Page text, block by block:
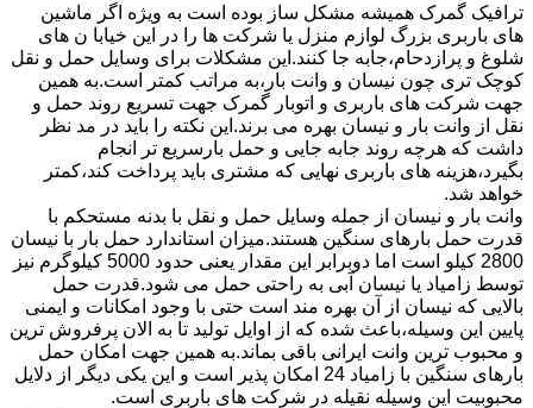
ترافیک گمرک همیشه مشکل ساز بوده است به ویژه اگر ماشین
های باربری بزرگ لوازم منزل یا شرکت ها را در این خیابا ن های
شلوغ و پرازدحام،جابه جا کنند.این مشکلات برای وسایل حمل و نقل
کوچک تری چون نیسان و وانت بار،به مراتب کمتر است.به همین
جهت شرکت های باربری و اتوبار گمرک جهت تسریع روند حمل و
نقل از وانت بار و نیسان بهره می برند.این نکته را باید در مد نظر
داشت که هرچه روند جابه جایی و حمل بارسریع تر انجام
بگیرد،هزینه های باربری نهایی که مشتری باید پرداخت کند،کمتر
خواهد شد.
وانت بار و نیسان از جمله وسایل حمل و نقل با بدنه مستحکم با
قدرت حمل بارهای سنگین هستند.میزان استاندارد حمل بار با نیسان
2800 کیلو است اما دوبرابر این مقدار یعنی حدود 5000 کیلوگرم نیز
توسط زامیاد یا نیسان آبی به راحتی حمل می شود.قدرت حمل
بالایی که نیسان از آن بهره مند است حتی با وجود امکانات و ایمنی
پایین این وسیله،باعث شده که از اوایل تولید تا به الان پرفروش ترین
و محبوب ترین وانت ایرانی باقی بماند.به همین جهت امکان حمل
بارهای سنگین با زامیاد 24 امکان پذیر است و این یکی دیگر از دلایل
محبوبیت این وسیله نقیله در شرکت های باربری است.